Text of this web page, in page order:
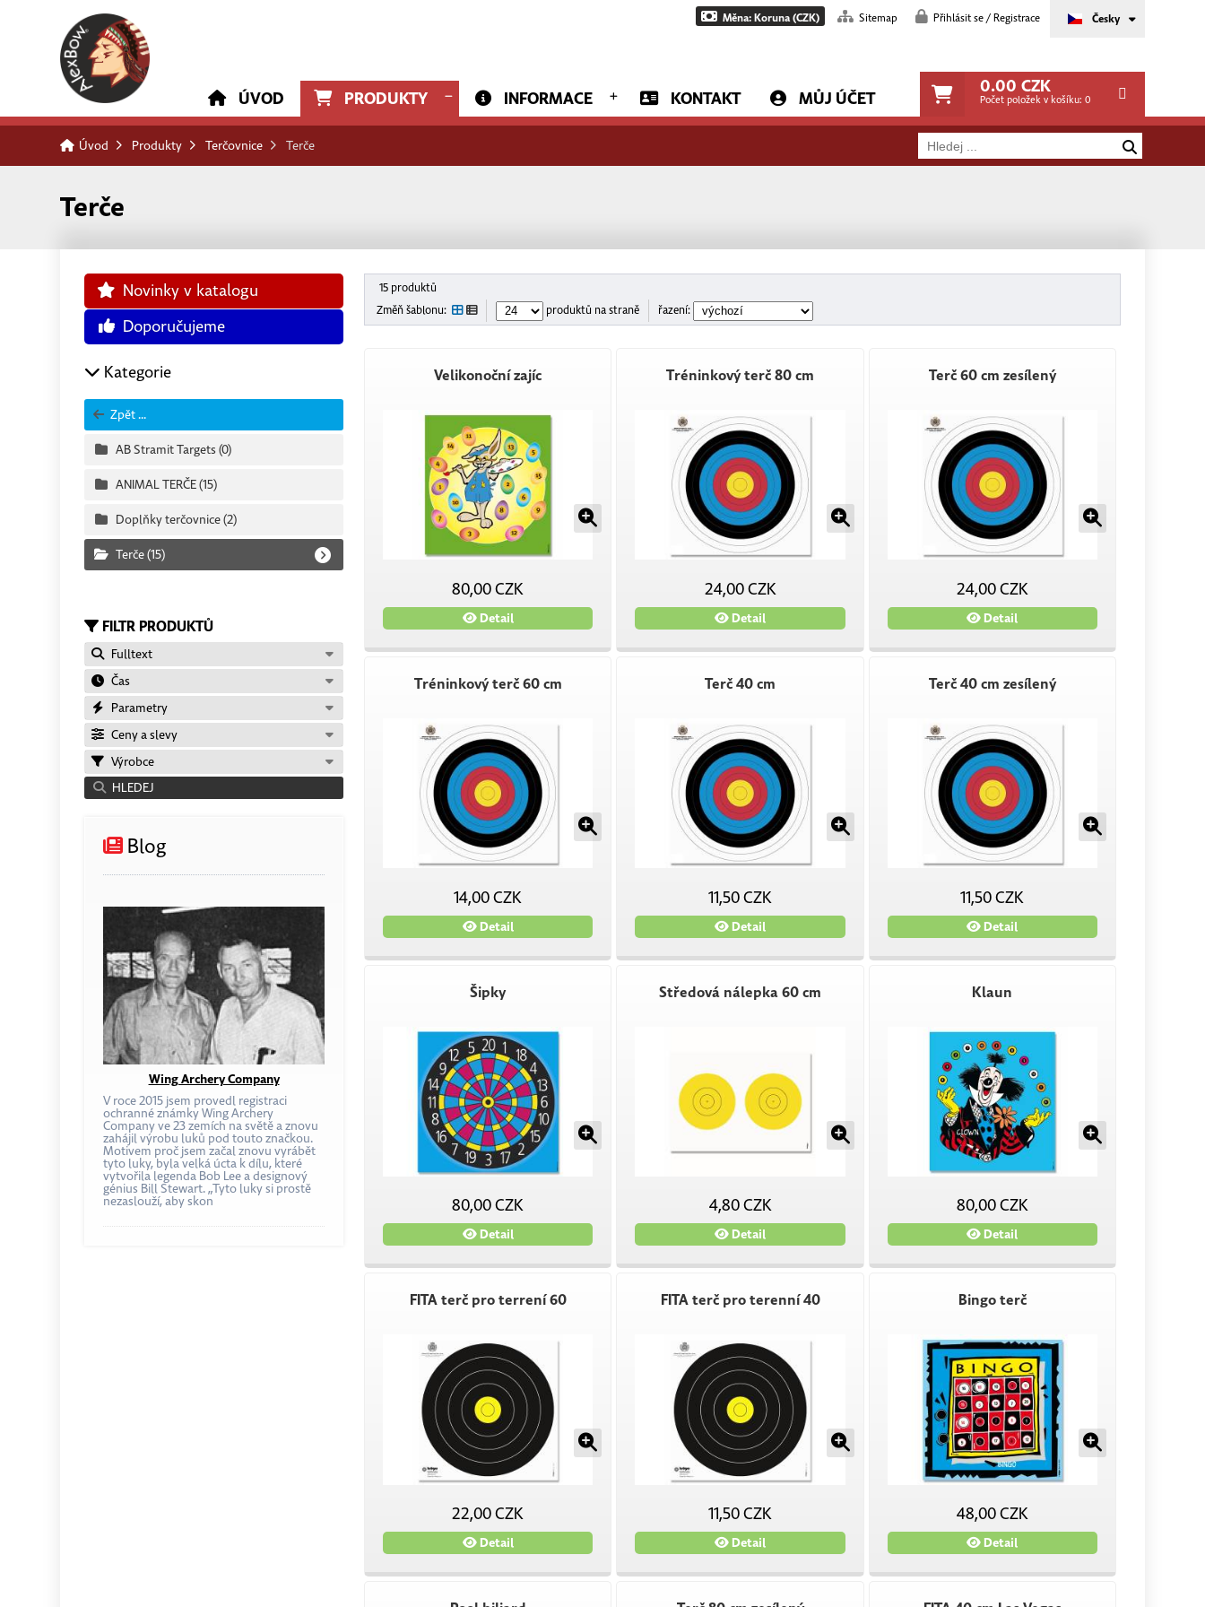
Česky
Měna: Koruna (CZK) Sitemap Přihlásit se / Registrace
ÚVOD PRODUKTY INFORMACE KONTAKT MŮJ ÚČET
0.00 CZK
Počet položek v košíku: 0
Úvod Produkty Terčovnice Terče
Terče
Novinky v katalogu
Doporučujeme
Kategorie
Zpět ...
AB Stramit Targets (0)
ANIMAL TERČE(15)
Doplňky terčovnice(2)
Terče(15)
FILTR PRODUKTŮ
Fulltext
Čas
Parametry
Ceny a slevy
Výrobce
HLEDEJ
Blog
Wing Archery Company
V roce 2015 jsem provedl registraci
ochranné známky Wing Archery
Company ve 23 zemích na světě a znovu
zahájil výrobu luků pod touto značkou.
Motivem proč jsem začal znovu vyrábět
tyto luky, byla velká úcta k dílu, které
vytvořila legenda Bob Lee a designový
génius Bill Stewart. „Tyto luky si prostě
nezaslouží, aby skon
15 produktů
Změň šablonu:
produktů na straně řazení:
Velikonoční zajíc
80,00 CZK
Detail
Tréninkový terč 80 cm
24,00 CZK
Detail
Terč 60 cm zesílený
24,00 CZK
Detail
Tréninkový terč 60 cm
14,00 CZK
Detail
Terč 40 cm
11,50 CZK
Detail
Terč 40 cm zesílený
11,50 CZK
Detail
Šipky
80,00 CZK
Detail
Středová nálepka 60 cm
4,80 CZK
Detail
Klaun
80,00 CZK
Detail
FITA terč pro terrení 60
22,00 CZK
Detail
FITA terč pro terenní 40
11,50 CZK
Detail
Bingo terč
48,00 CZK
Detail